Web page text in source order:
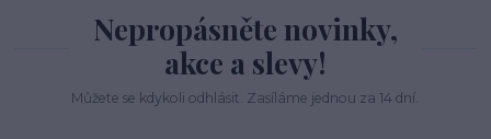
Nepropásněte novinky,
akce a slevy!
Můžete se kdykoli odhlásit. Zasíláme jednou za 14 dní.